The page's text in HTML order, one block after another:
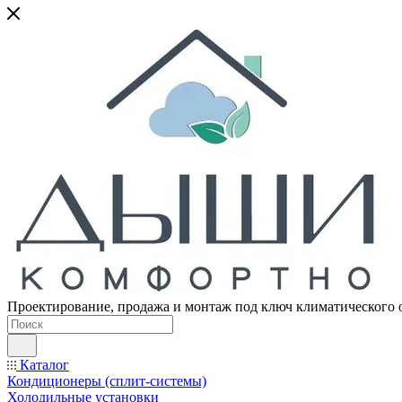
Проектирование, продажа и монтаж под ключ климатического
Каталог
Кондиционеры (сплит-системы)
Холодильные установки